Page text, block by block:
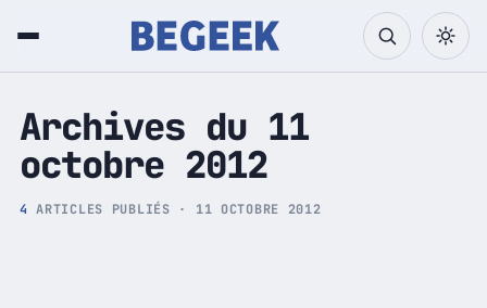
Tech et Pop culture
Archives du 11
octobre 2012
4 ARTICLES PUBLIÉS · 11 OCTOBRE 2012